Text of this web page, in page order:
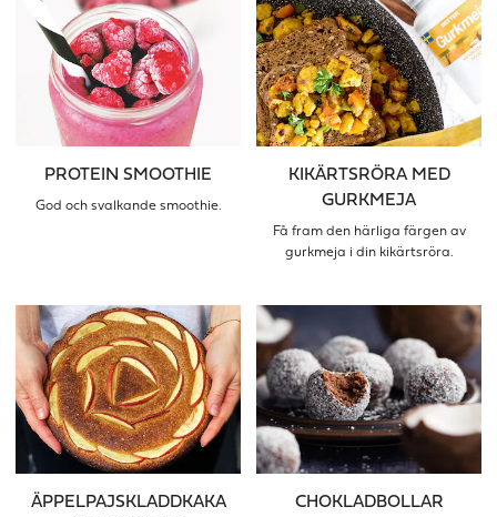
PROTEIN SMOOTHIE
God och svalkande smoothie.
KIKÄRTSRÖRA MED
GURKMEJA
Få fram den härliga färgen av
gurkmeja i din kikärtsröra.
ÄPPELPAJSKLADDKAKA
CHOKLADBOLLAR